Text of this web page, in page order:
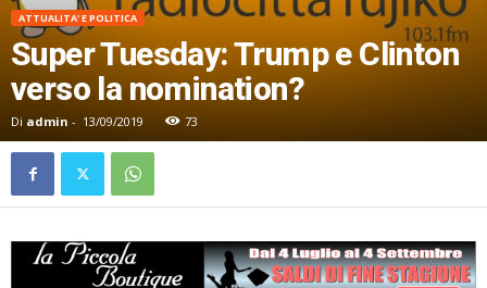
ATTUALITA' E POLITICA
Super Tuesday: Trump e Clinton
verso la nomination?
Di admin - 13/09/2019 73